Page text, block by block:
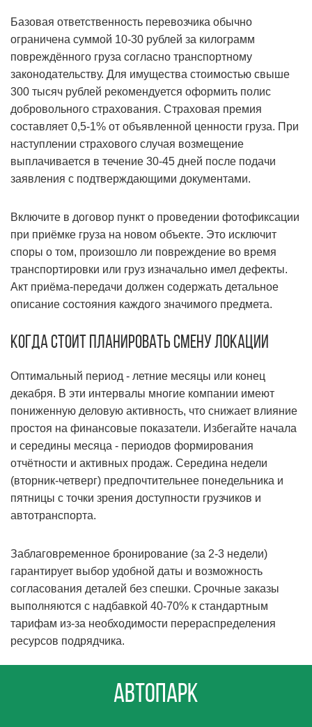
Базовая ответственность перевозчика обычно
ограничена суммой 10-30 рублей за килограмм
повреждённого груза согласно транспортному
законодательству. Для имущества стоимостью свыше
300 тысяч рублей рекомендуется оформить полис
добровольного страхования. Страховая премия
составляет 0,5-1% от объявленной ценности груза. При
наступлении страхового случая возмещение
выплачивается в течение 30-45 дней после подачи
заявления с подтверждающими документами.
Включите в договор пункт о проведении фотофиксации
при приёмке груза на новом объекте. Это исключит
споры о том, произошло ли повреждение во время
транспортировки или груз изначально имел дефекты.
Акт приёма-передачи должен содержать детальное
описание состояния каждого значимого предмета.
Когда стоит планировать смену локации
Оптимальный период - летние месяцы или конец
декабря. В эти интервалы многие компании имеют
пониженную деловую активность, что снижает влияние
простоя на финансовые показатели. Избегайте начала
и середины месяца - периодов формирования
отчётности и активных продаж. Середина недели
(вторник-четверг) предпочтительнее понедельника и
пятницы с точки зрения доступности грузчиков и
автотранспорта.
Заблаговременное бронирование (за 2-3 недели)
гарантирует выбор удобной даты и возможность
согласования деталей без спешки. Срочные заказы
выполняются с надбавкой 40-70% к стандартным
тарифам из-за необходимости перераспределения
ресурсов подрядчика.
Автопарк